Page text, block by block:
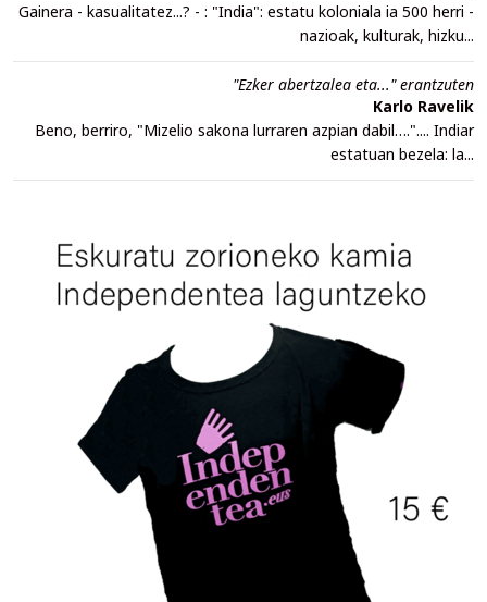
Gainera - kasualitatez...? - : "India": estatu koloniala ia 500 herri -
nazioak, kulturak, hizku...
"Ezker abertzalea eta..." erantzuten
Karlo Ravelik
Beno, berriro, "Mizelio sakona lurraren azpian dabil….".... Indiar
estatuan bezela: la...